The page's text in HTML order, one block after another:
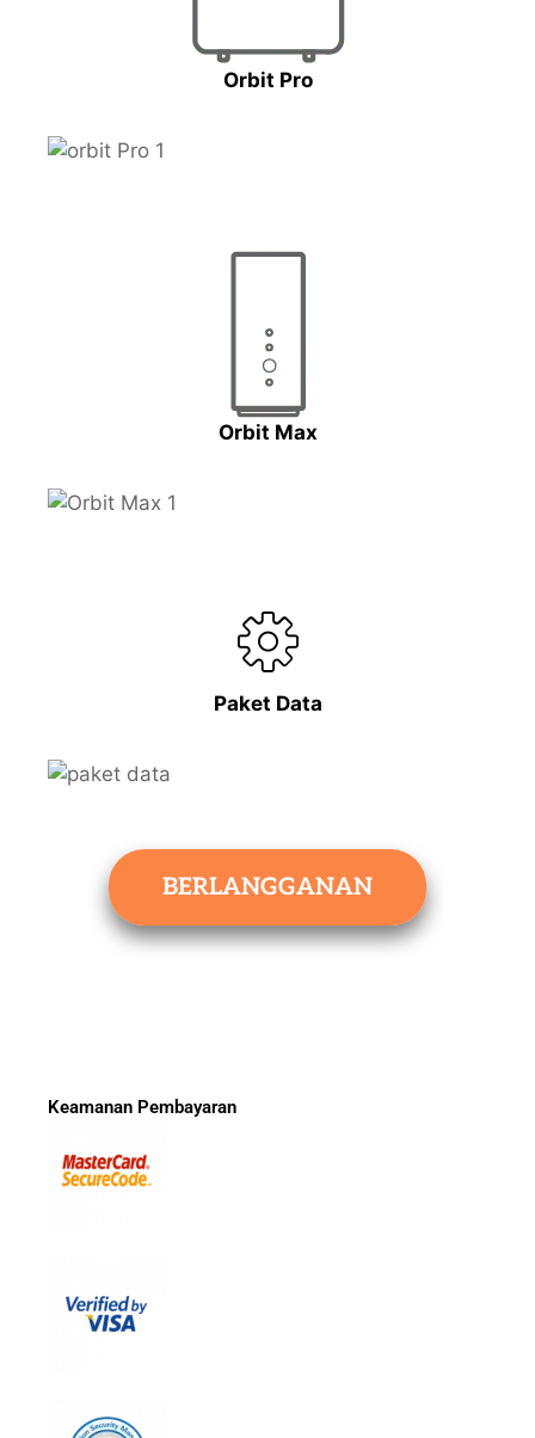
Orbit Pro
Orbit Max
Paket Data
BERLANGGANAN
Keamanan Pembayaran